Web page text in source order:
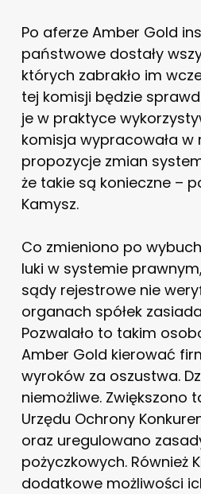
Po aferze Amber Gold
państwowe dostały
których zabrakło im
tej komisji będzie
je w praktyce
komisja wypracowała
propozycje zmian
że takie są konieczne –
Kamysz.
Co zmieniono po
luki w systemie
sądy rejestrowe nie
organach spółek
Pozwalało to takim
Amber Gold kierować
wyroków za oszustwa.
niemożliwe. Zwiększono
Urzędu Ochrony
oraz uregulowano
pożyczkowych. Również
dodatkowe możliwości